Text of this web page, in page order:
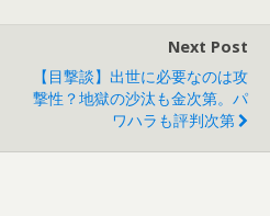
Next Post
【目撃談】出世に必要なのは攻
撃性？地獄の沙汰も金次第。パ
ワハラも評判次第